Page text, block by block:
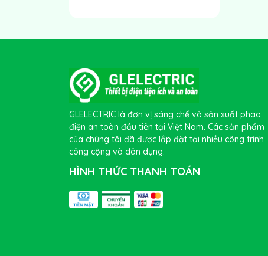
GLELECTRIC là đơn vị sáng chế và sản xuất phao
điện an toàn đầu tiên tại Việt Nam. Các sản phẩm
của chúng tôi đã được lắp đặt tại nhiều công trình
công cộng và dân dụng.
HÌNH THỨC THANH TOÁN